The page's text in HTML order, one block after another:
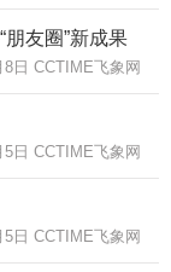
友圈”新成果
8日 CCTIME飞象网
5日 CCTIME飞象网
5日 CCTIME飞象网